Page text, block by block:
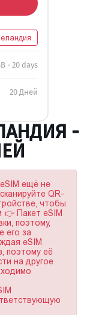
- 20 days
20 Дней
-
ещё не
QR-
чтобы
👉 Пакет eSIM
поэтому,
его за
eSIM
поэтому её
на другое